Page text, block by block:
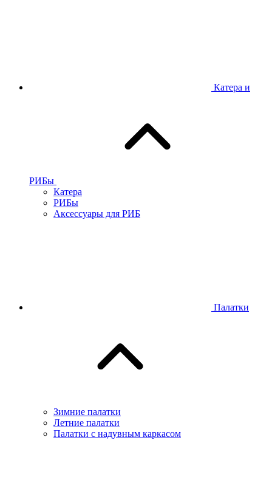
Катера и
РИБы
Катера
РИБы
Аксессуары для РИБ
Палатки
Зимние палатки
Летние палатки
Палатки с надувным каркасом